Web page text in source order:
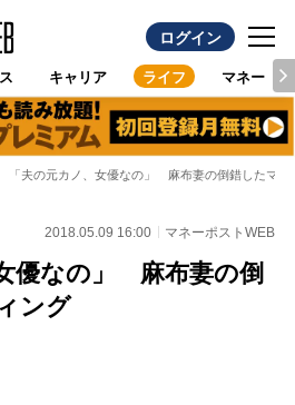
ログイン
キャリア ライフ マネー
「夫の元カノ、女優なの」 麻布妻の倒錯したマウ
2018.05.09 16:00 マネーポストWEB
優なの」 麻布妻の倒
ング